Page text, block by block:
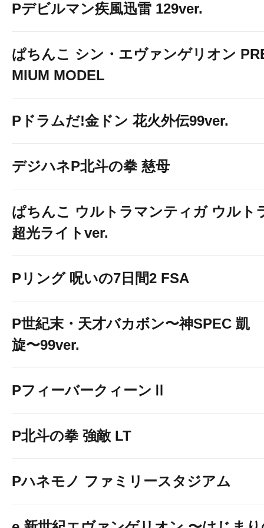
Pデビルマン疾風迅雷 129ver.
ぱちんこ シン・エヴァンゲリオン
MIUM MODEL
Pドラムだ!金ドン 花火外伝99ver.
デジハネP北斗の拳 慈母
ぱちんこ ウルトラマンティガ ウルト
超光ライトver.
Pリング 呪いの7日間2 FSA
P世紀末・天才バカボン〜神SPEC 凱
旋〜99ver.
PフィーバークィーンⅡ
P北斗の拳 強敵 LT
Pハネモノ ファミリースタジアム